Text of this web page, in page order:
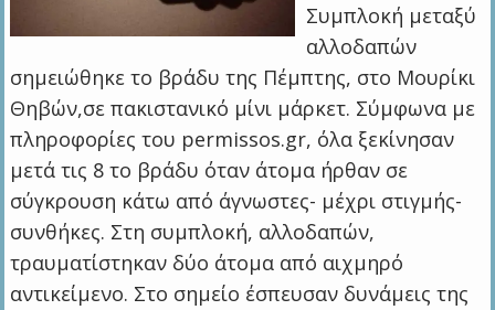
Συμπλοκή μεταξύ
αλλοδαπών
σημειώθηκε το βράδυ της Πέμπτης, στο Μουρίκι
Θηβών,σε πακιστανικό μίνι μάρκετ. Σύμφωνα με
πληροφορίες του permissos.gr, όλα ξεκίνησαν
μετά τις 8 το βράδυ όταν άτομα ήρθαν σε
σύγκρουση κάτω από άγνωστες- μέχρι στιγμής-
συνθήκες. Στη συμπλοκή, αλλοδαπών,
τραυματίστηκαν δύο άτομα από αιχμηρό
αντικείμενο. Στο σημείο έσπευσαν δυνάμεις της